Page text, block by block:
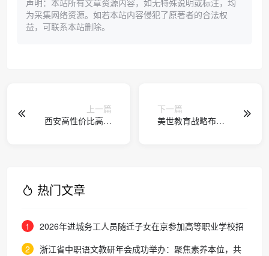
声明：本站所有文章资源内容，如无特殊说明或标注，均
为采集网络资源。如若本站内容侵犯了原著者的合法权
益，可联系本站删除。
上一篇
西安高性价比高考
下一篇
美世教育战略布局
热门文章
1
2026年进城务工人员随迁子女在京参加高等职业学校招
生考试报名通知
2
浙江省中职语文教研年会成功举办：聚焦素养本位，共